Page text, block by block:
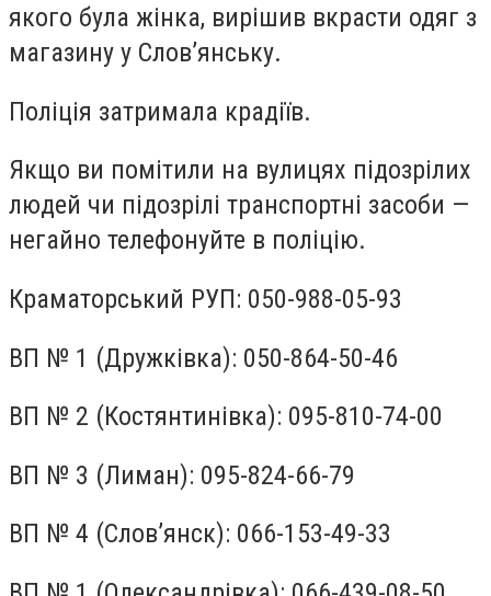
якого була жінка, вирішив вкрасти одяг з
магазину у Слов’янську.
Поліція затримала крадіїв.
Якщо ви помітили на вулицях підозрілих
людей чи підозрілі транспортні засоби —
негайно телефонуйте в поліцію.
Краматорський РУП: 050-988-05-93
ВП № 1 (Дружківка): 050-864-50-46
ВП № 2 (Костянтинівка): 095-810-74-00
ВП № 3 (Лиман): 095-824-66-79
ВП № 4 (Слов’янск): 066-153-49-33